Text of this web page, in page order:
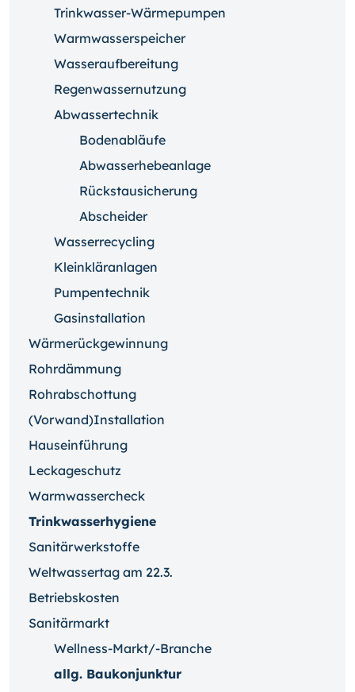
Trinkwasser-Wärmepumpen
Warmwasserspeicher
Wasseraufbereitung
Regenwassernutzung
Abwassertechnik
Bodenabläufe
Abwasserhebeanlage
Rückstausicherung
Abscheider
Wasserrecycling
Kleinkläranlagen
Pumpentechnik
Gasinstallation
Wärmerückgewinnung
Rohrdämmung
Rohrabschottung
(Vorwand)Installation
Hauseinführung
Leckageschutz
Warmwassercheck
Trinkwasserhygiene
Sanitärwerkstoffe
Weltwassertag am 22.3.
Betriebskosten
Sanitärmarkt
Wellness-Markt/-Branche
allg. Baukonjunktur